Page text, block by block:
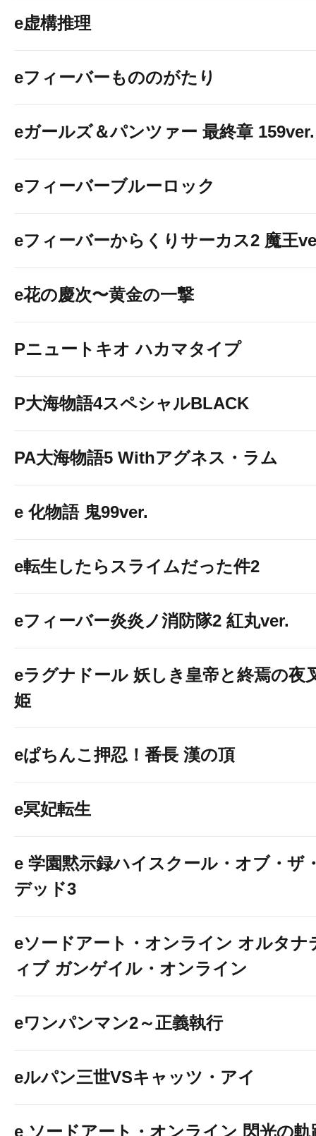
e虚構推理
eフィーバーもののがたり
eガールズ＆パンツァー 最終章 159ver.
eフィーバーブルーロック
eフィーバーからくりサーカス2 魔王
e花の慶次〜黄金の一撃
Pニュートキオ ハカマタイプ
P大海物語4スペシャルBLACK
PA大海物語5 Withアグネス・ラム
e 化物語 鬼99ver.
e転生したらスライムだった件2
eフィーバー炎炎ノ消防隊2 紅丸ver.
eラグナドール 妖しき皇帝と終焉の夜
姫
eぱちんこ押忍！番長 漢の頂
e冥妃転生
e 学園黙示録ハイスクール・オブ・ザ
デッド3
eソードアート・オンライン オルタナ
ィブ ガンゲイル・オンライン
eワンパンマン2～正義執行
eルパン三世VSキャッツ・アイ
e ソードアート・オンライン 閃光の軌